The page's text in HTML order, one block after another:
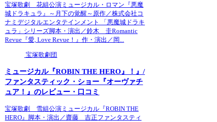
宝塚歌劇 花組公演ミュージカル・ロマン『悪魔
城ドラキュラ』～月下の覚醒～原作／株式会社コ
ナミデジタルエンタテインメント 「悪魔城ドラキ
ュラ」シリーズ脚本・演出／鈴木 圭Romantic
Revue『愛, Love Revue！』作・演出／岡...
宝塚歌劇団
ミュージカル『ROBIN THE HERO』！』/
ファンタスティック・ショー『オーヴァチ
ュア！』のレビュー・口コミ
宝塚歌劇 雪組公演ミュージカル『ROBIN THE
HERO』脚本・演出／齋藤 吉正ファンタスティ